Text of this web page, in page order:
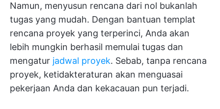
Namun, menyusun rencana dari nol bukanlah
tugas yang mudah. Dengan bantuan templat
rencana proyek yang terperinci, Anda akan
lebih mungkin berhasil memulai tugas dan
mengatur jadwal proyek. Sebab, tanpa rencana
proyek, ketidakteraturan akan menguasai
pekerjaan Anda dan kekacauan pun terjadi.